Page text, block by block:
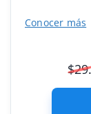
Conocer más
$